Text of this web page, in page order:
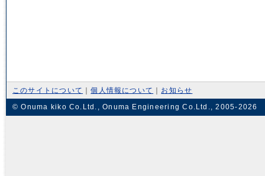
このサイトについて ｜個人情報について
お知らせ
© Onuma kiko Co.Ltd., Onuma Engineering Co.Ltd., 2005-2026